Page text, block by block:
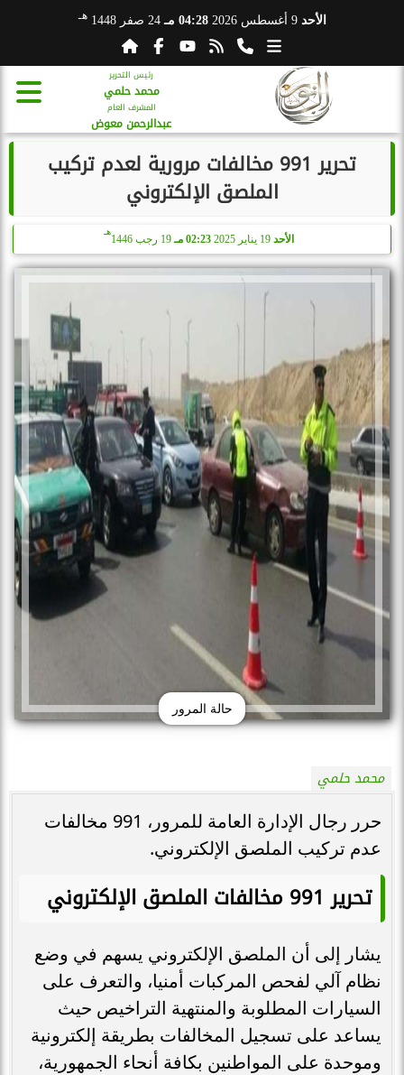
الأحد 9 أغسطس 2026 04:28 مـ 24 صفر 1448 هـ
رئيس التحرير
محمد حلمي
المشرف العام
عبدالرحمن معوض
تحرير 991 مخالفات مرورية لعدم تركيب
الملصق الإلكتروني
الأحد 19 يناير 2025 02:23 مـ 19 رجب 1446
هـ
حالة المرور
محمد حلمي
حرر رجال الإدارة العامة للمرور، 991 مخالفات
عدم تركيب الملصق الإلكتروني.
تحرير 991 مخالفات الملصق الإلكتروني
يشار إلى أن الملصق الإلكتروني يسهم في وضع
نظام آلي لفحص المركبات أمنيا، والتعرف على
السيارات المطلوبة والمنتهية التراخيص حيث
يساعد على تسجيل المخالفات بطريقة إلكترونية
وموحدة على المواطنين بكافة أنحاء الجمهورية،